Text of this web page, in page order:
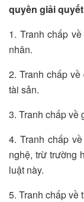
quyền giải
1. Tranh chấp
nhân.
2. Tranh chấp
tài sản.
3. Tranh chấp về
4. Tranh chấp
nghệ, trừ trường
luật này.
5. Tranh chấp về